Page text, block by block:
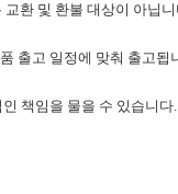
환 및 환불 대상이 아닙니
출고 일정에 맞춰 출고됩
책임을 물을 수 있습니다.